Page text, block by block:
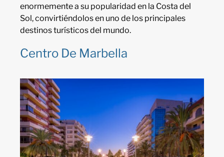
enormemente a su popularidad en la Costa del
Sol, convirtiéndolos en uno de los principales
destinos turísticos del mundo.
Centro De Marbella